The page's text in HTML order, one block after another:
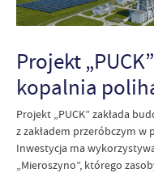
Projekt
kopalnia
Projekt „PUCK” zakłada
z zakładem przeróbczym w
Inwestycja ma
„Mieroszyno”, którego